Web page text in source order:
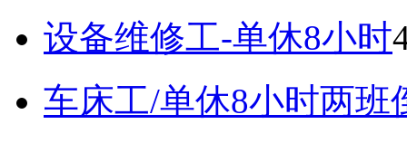
设备维修工-单休8小时
车床工/单休8小时两班